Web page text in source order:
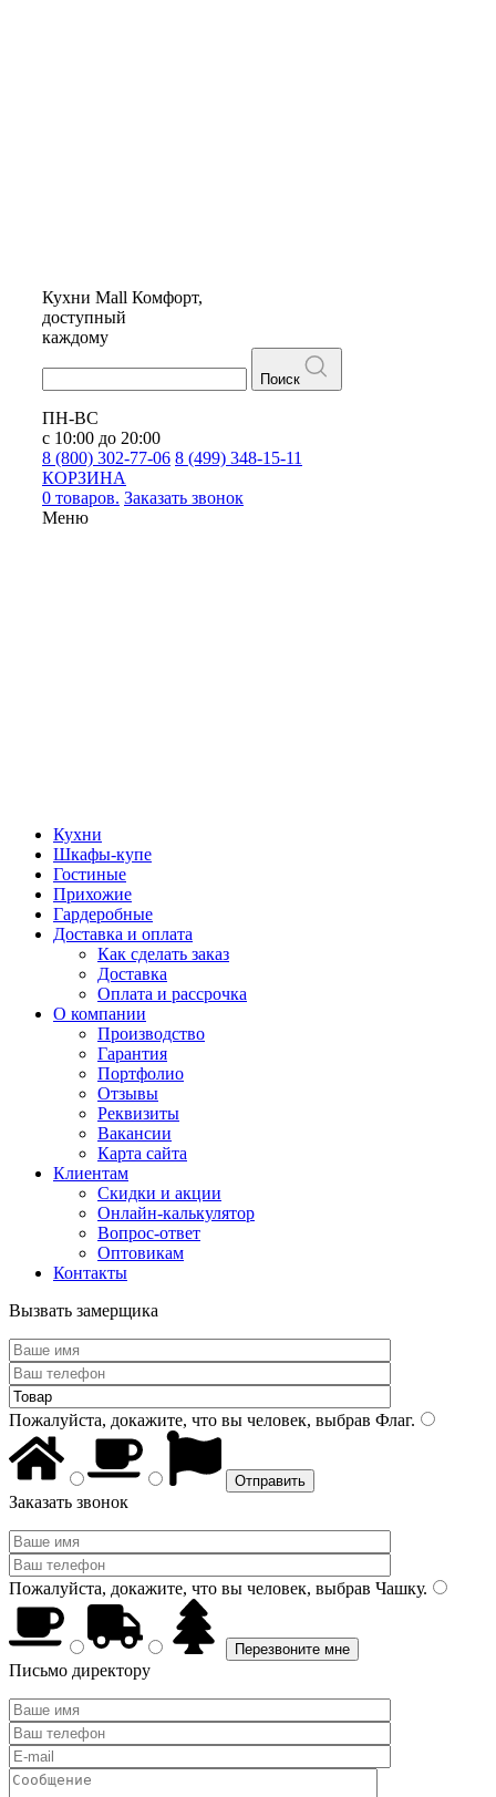
Кухни Mall Комфорт,
доступный
каждому
Поиск
ПН-ВС
с 10:00 до 20:00
8 (800) 302-77-06 8 (499) 348-15-11
КОРЗИНА
0 товаров. Заказать звонок
Меню
Кухни
Шкафы-купе
Гостиные
Прихожие
Гардеробные
Доставка и оплата
Как сделать заказ
Доставка
Оплата и рассрочка
О компании
Производство
Гарантия
Портфолио
Отзывы
Реквизиты
Вакансии
Карта сайта
Клиентам
Скидки и акции
Онлайн-калькулятор
Вопрос-ответ
Оптовикам
Контакты
Вызвать замерщика
Пожалуйста, докажите, что вы человек, выбрав Флаг.
Заказать звонок
Пожалуйста, докажите, что вы человек, выбрав Чашку.
Письмо директору